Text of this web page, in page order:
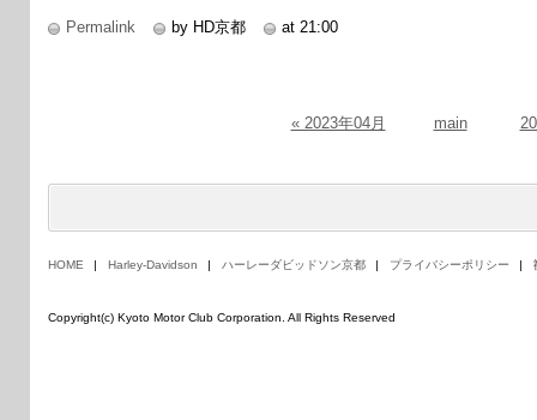
Permalink by HD京都 at 21:00
« 2023年04月 main
HOME Harley-Davidson ハーレーダビッドソン京都 プライバシーポリシー
Copyright(c) Kyoto Motor Club Corporation. All Rights Reserved